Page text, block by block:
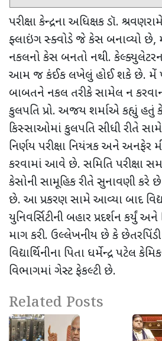
પરીક્ષા કેન્દ્રના અધિક્ષક ડૉ.
ફ્લાઇંગ સ્ક્વોડે જે કેસ બનાવ્યો છે,
નકલનો કેસ બનતો નથી.
આમ જ કંઈક લખેલું હોઈ શકે છે. મેં
બાબતને નકલ તરીકે સામેલ ન
કુલપતિ પ્રો. અજય શર્માએ કહ્યું હતું
કિસ્સાઓમાં કુલપતિ સીધી રીતે
નિર્ણય પરીક્ષા નિયંત્રક અને અનફેર
કરવામાં આવે છે. સમિતિ પરીક્ષા
કેસોની સામૂહિક રીતે સુનાવણી
છે. આ પ્રકરણ સામે આવ્યા બાદ
યુનિવર્સિટીની બહાર પ્રદર્શન કર્યું અને
માગ કરી. ઉલ્લેખનીય છે કે છેતરપિંડી
વિદ્યાર્થિનીના પિતા ધર્મેન્દ્ર પટેલ
વિભાગમાં ગેસ્ટ ફેકલ્ટી છે.
Related Posts